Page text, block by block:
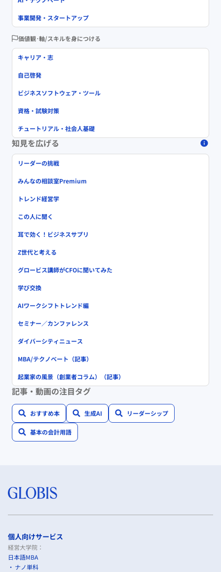
事業開発・スタートアップ
価値観･軸/スキルを身につける
キャリア・志
自己啓発
ビジネスソフトウェア・ツール
資格・試験対策
チュートリアル・社会人基礎
知見を広げる
リーダーの挑戦
みんなの相談室Premium
トレンド経営学
この人に聞く
耳で効く！ビジネスサプリ
Z世代と考える
グロービス講師がCFOに聞いてみた
学び交換
AIワークシフトトレンド編
セミナー／カンファレンス
ダイバーシティニュース
MBA/テクノベート（記事）
起業家の風景（創業者コラム）（記事）
記事・動画の注目タグ
おすすめ本 生成AI リーダーシップ
基本の会計用語
個人向けサービス
経営大学院：
日本語MBA
ナノ単科